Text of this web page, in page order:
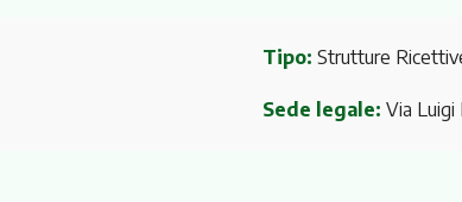
Tipo: Strutture
Sede legale: Via Luigi